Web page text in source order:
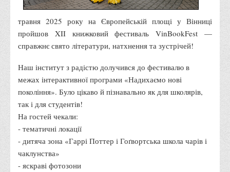
3D тур
Екскурсія до ВТЕІ
Репозиторій
Структура
Адміністрація
Факультети
Обліково-фінансовий
травня 2025 року на Європейській площі у Вінниці
пройшов XII книжковий фестиваль VinBookFest —
справжнє свято літератури, натхнення та зустрічей!
Наш інститут з радістю долучився до фестивалю в
межах інтерактивної програми «Надихаємо нові
покоління». Було цікаво й пізнавально як для школярів,
так і для студентів!
На гостей чекали:
- тематичні локації
- дитяча зона «Гаррі Поттер і Гоґвортська школа чарів і
чаклунства»
- яскраві фотозони